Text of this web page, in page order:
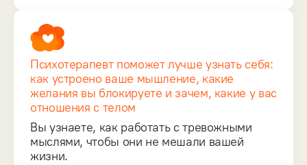
Психотерапевт поможет лучше узнать себя:
как устроено ваше мышление, какие
желания вы блокируете и зачем, какие у вас
отношения с телом
Вы узнаете, как работать с тревожными
мыслями, чтобы они не мешали вашей
жизни.